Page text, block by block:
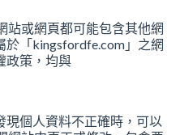
站或網頁都可能包含其他網
於「kingsfordfe.com」之網
政策，均與
個人資料不正確時，可以